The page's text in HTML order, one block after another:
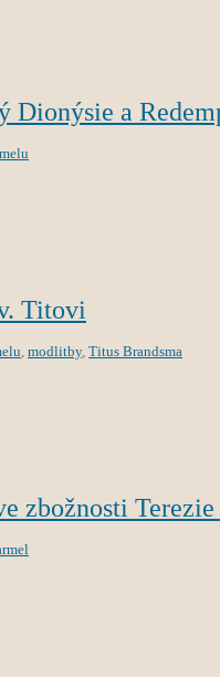
Dionýsie a
Titovi
, modlitby, Titus Brandsma
zbožnosti